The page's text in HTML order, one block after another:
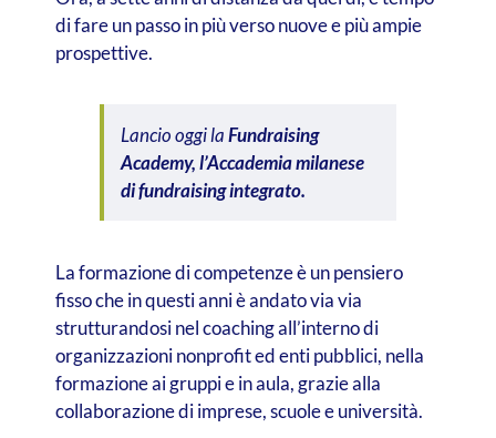
di fare un passo in più verso nuove e più ampie
prospettive.
Lancio oggi laFundraising
Academy, l’Accademia milanese
di fundraising integrato.
La formazione di competenze è un pensiero
fisso che in questi anni è andato via via
strutturandosi nel coaching all’interno di
organizzazioni nonprofit ed enti pubblici, nella
formazione ai gruppi e in aula, grazie alla
collaborazione di imprese, scuole e università.